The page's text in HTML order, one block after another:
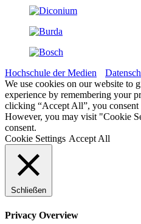
Hochschule der Medien
We use cookies on our website to
experience by remembering your
clicking “Accept All”, you
However, you may visit "Cookie
consent.
Cookie Settings Accept All
Schließen
Privacy Overview